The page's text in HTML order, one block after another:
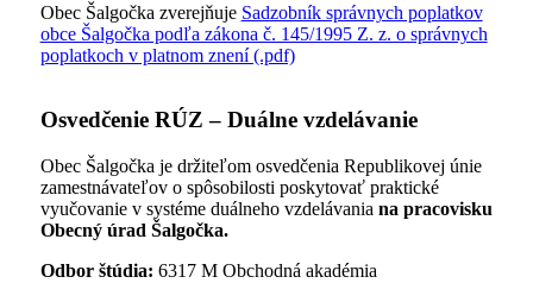
Obec Šalgočka zverejňuje Sadzobník správnych poplatkov
obce Šalgočka podľa zákona č. 145/1995 Z. z. o správnych
poplatkoch v platnom znení (.pdf)
Osvedčenie RÚZ – Duálne vzdelávanie
Obec Šalgočka je držiteľom osvedčenia Republikovej únie
zamestnávateľov o spôsobilosti poskytovať praktické
vyučovanie v systéme duálneho vzdelávania na pracovisku
Obecný úrad Šalgočka.
Odbor štúdia: 6317 M Obchodná akadémia